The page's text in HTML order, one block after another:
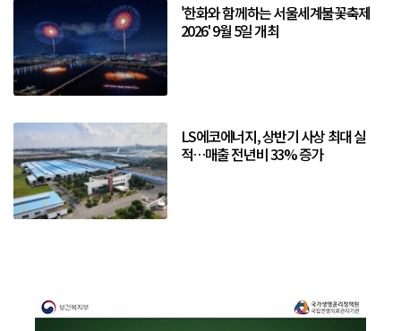
'한화와 함께하는 서울세계불꽃축제
2026' 9월 5일 개최
LS에코에너지, 상반기 사상 최대 실
적…매출 전년비 33% 증가